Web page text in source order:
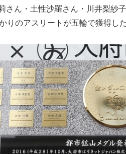
さん・土性沙羅さん・川井梨紗
りのアスリートが五輪で獲得し